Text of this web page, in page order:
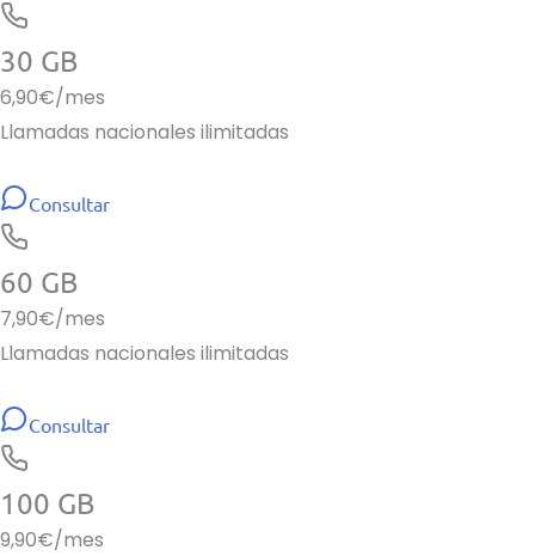
30 GB
6,90€/mes
Llamadas nacionales ilimitadas
Consultar
60 GB
7,90€/mes
Llamadas nacionales ilimitadas
Consultar
100 GB
9,90€/mes